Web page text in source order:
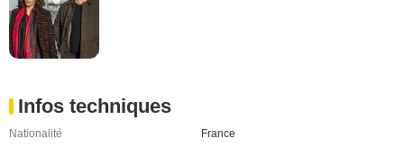
Infos techniques
Nationalité
France